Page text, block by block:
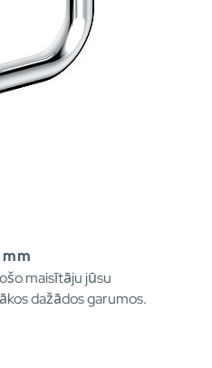
maisītāju jūsu
dažādos garumos.